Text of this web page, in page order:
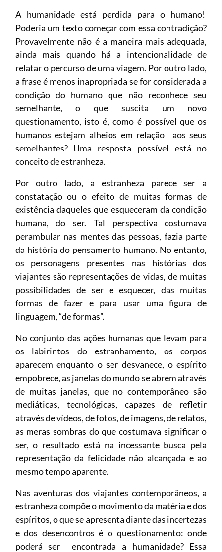
A humanidade está perdida para o humano!
Poderia um texto começar com essa contradição?
Provavelmente não é a maneira mais adequada,
ainda mais quando há a intencionalidade de
relatar o percurso de uma viagem. Por outro lado,
a frase é menos inapropriada se for considerada a
condição do humano que não reconhece seu
semelhante, o que suscita um novo
questionamento, isto é, como é possível que os
humanos estejam alheios em relação aos seus
semelhantes? Uma resposta possível está no
conceito de estranheza.
Por outro lado, a estranheza parece ser a
constatação ou o efeito de muitas formas de
existência daqueles que esqueceram da condição
humana, do ser. Tal perspectiva costumava
perambular nas mentes das pessoas, fazia parte
da história do pensamento humano. No entanto,
os personagens presentes nas histórias dos
viajantes são representações de vidas, de muitas
possibilidades de ser e esquecer, das muitas
formas de fazer e para usar uma figura de
linguagem, “de formas”.
No conjunto das ações humanas que levam para
os labirintos do estranhamento, os corpos
aparecem enquanto o ser desvanece, o espírito
empobrece, as janelas do mundo se abrem através
de muitas janelas, que no contemporâneo são
mediáticas, tecnológicas, capazes de refletir
através de vídeos, de fotos, de imagens, de relatos,
as meras sombras do que costumava significar o
ser, o resultado está na incessante busca pela
representação da felicidade não alcançada e ao
mesmo tempo aparente.
Nas aventuras dos viajantes contemporâneos, a
estranheza compõe o movimento da matéria e dos
espíritos, o que se apresenta diante das incertezas
e dos desencontros é o questionamento: onde
poderá ser encontrada a humanidade? Essa